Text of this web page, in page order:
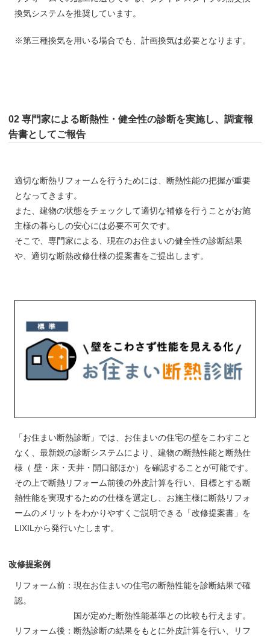
換気システムを推奨しています。
※第三種換気を用いる場合でも、計画換気は必要となります。
02 専門家による断熱性・健全性の診断を実施し、調査報
告書としてご報告
適切な断熱リフォームを行うためには、断熱性能の把握が重要
となってきます。
また、建物の状態をチェックして適切な補修を行うことがお施
主様の暮らしの安心には必要不可欠です。
そこで、専門家による、現在のお住まいの健全性の診断結果
や、適切な断熱改修仕様の提案書をご提出します。
「お住まい断熱診断」では、お住まいの住宅の壁をこわすこと
なく、最新鋭の診断システムにより、建物の断熱性能と断熱仕
様（ 壁・床・天井・開⼝部ほか）を確認することが可能です。
その上で断熱リフォーム前後の外皮計算を行い、目標とする断
熱性能を実現するための仕様を選定し、お施主様に断熱リフォ
ームのメリットをわかりやすくご説明できる「改修提案書」を
LIXILから発行いたします。
改修提案例
リフォーム前：現在お住まいの住宅の断熱性能を診断結果で確
認。
国が定めた断熱性能基準との比較も行えます。
リフォーム後：断熱診断の結果をもとに外皮計算を行い、リフ